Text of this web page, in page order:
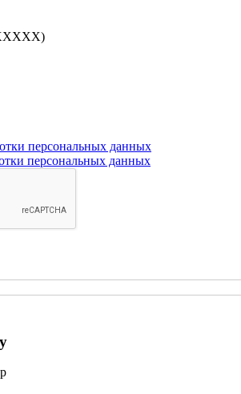
персональных данных
персональных данных